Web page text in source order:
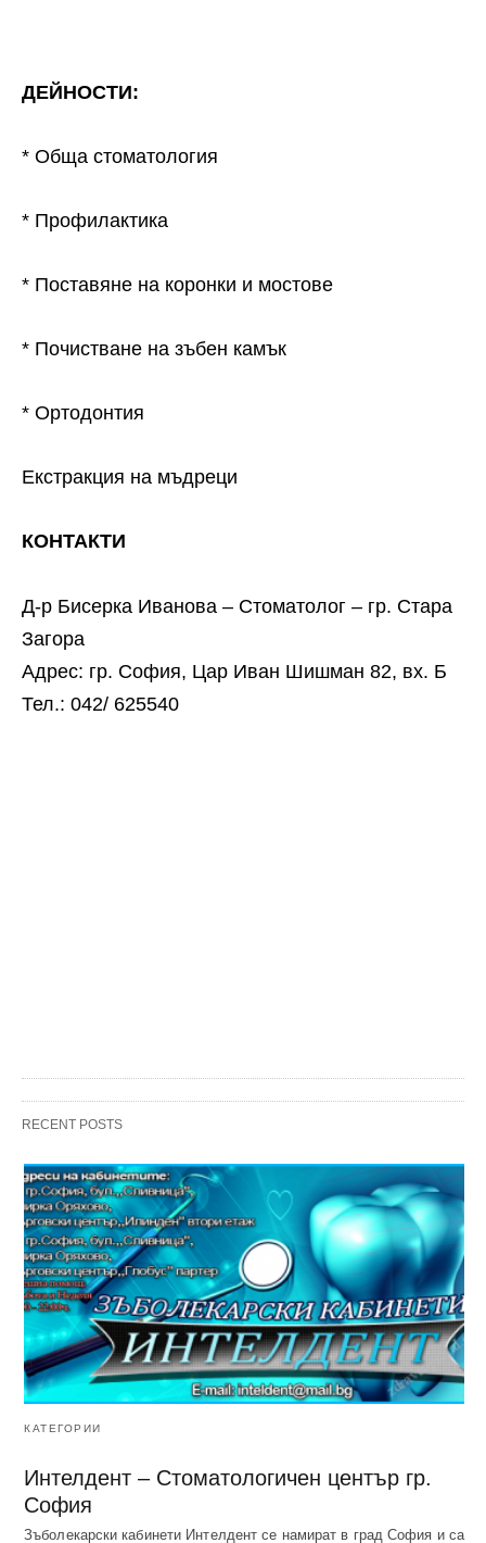
ДЕЙНОСТИ:
* Обща стоматология
* Профилактика
* Поставяне на коронки и мостове
* Почистване на зъбен камък
* Ортодонтия
Екстракция на мъдреци
КОНТАКТИ
Д-р Бисерка Иванова – Стоматолог – гр. Стара
Загора
Адрес: гр. София, Цар Иван Шишман 82, вх. Б
Тел.: 042/ 625540
RECENT POSTS
КАТЕГОРИИ
Интелдент – Стоматологичен център гр.
София
Зъболекарски кабинети Интелдент се намират в град София и са